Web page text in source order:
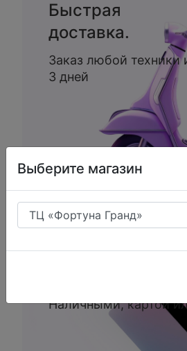
Выберите магазин
Быстрая
доставка.
Заказ любой техники
3 дней
Доступные
способы
Наличными, картой